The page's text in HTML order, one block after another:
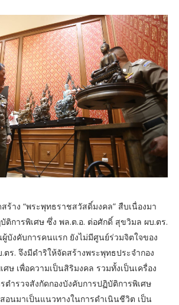
ร้าง “พระพุทธราชสวัสดิ์มงคล” สืบเนื่องมา
ติการพิเศษ ซึ่ง พล.ต.อ. ต่อศักดิ์ สุขวิมล ผบ.ตร.
ผู้บังคับการคนแรก ยังไม่มีศูนย์ร่วมจิตใจของ
ร. จึงมีดำริให้จัดสร้างพระพุทธประจำกอง
ษ เพื่อความเป็นสิริมงคล รวมทั้งเป็นเครื่อง
ตำรวจสังกัดกองบังคับการปฏิบัติการพิเศษ
นมาเป็นแนวทางในการดำเนินชีวิต เป็น